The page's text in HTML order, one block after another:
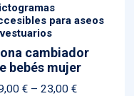
para aseos
cambiador
bebés mujer
€ – 23,00 €Price